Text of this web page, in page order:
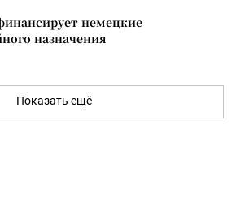
немецкие
назначения
Показать ещё